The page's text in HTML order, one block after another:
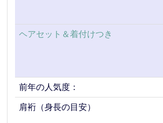
ヘアセット＆着付けつき
前年の人気度：
肩裄（身長の目安）